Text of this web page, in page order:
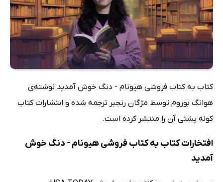
کتاب به کتاب فروشی هیونام - دنگ خوش آمدید نوشته‌ی
هوانگ بوروم توسط مژگان رنجبر ترجمه شده و انتشارات کتاب‌
کوله پشتی آن را منتشر کرده است.
افتخارات کتاب به کتاب فروشی هیونام - دنگ خوش
آمدید